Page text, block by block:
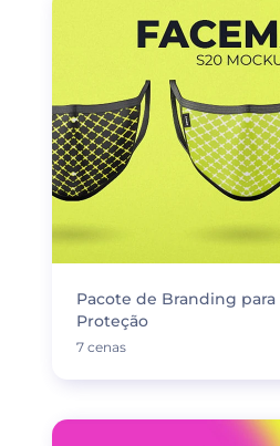
Pacote de Branding para
Proteção
7 cenas